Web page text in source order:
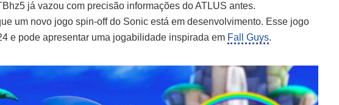
já vazou com precisão informações do ATLUS antes.
um novo jogo spin-off do Sonic está em desenvolvimento. Esse jogo
e pode apresentar uma jogabilidade inspirada em Fall Guys.